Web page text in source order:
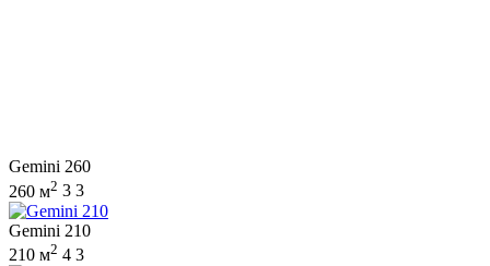
Gemini 260
260 м2 3 3
Gemini 210
210 м2 4 3